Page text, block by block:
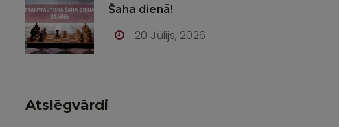
Šaha dienā!
20 Jūlijs, 2026
Atslēgvārdi